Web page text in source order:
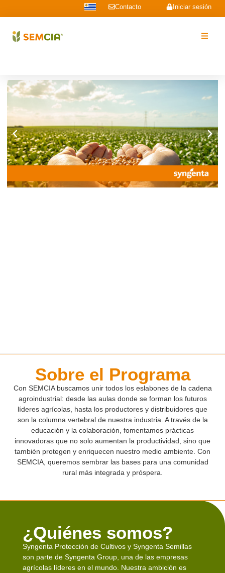
Iniciar sesión
Contacto
Sobre el Programa
Con SEMCIA buscamos unir todos los eslabones de la cadena
agroindustrial: desde las aulas donde se forman los futuros
líderes agrícolas, hasta los productores y distribuidores que
son la columna vertebral de nuestra industria. A través de la
educación y la colaboración, fomentamos prácticas
innovadoras que no solo aumentan la productividad, sino que
también protegen y enriquecen nuestro medio ambiente. Con
SEMCIA, queremos sembrar las bases para una comunidad
rural más integrada y próspera.
¿Quiénes somos?
Syngenta Protección de Cultivos y Syngenta Semillas
son parte de Syngenta Group, una de las empresas
agrícolas líderes en el mundo. Nuestra ambición es